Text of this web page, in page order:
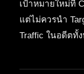
เป้าหมายใหม่ที่
แต่ไม่ควรนำ
Traffic ในอดีตทั้